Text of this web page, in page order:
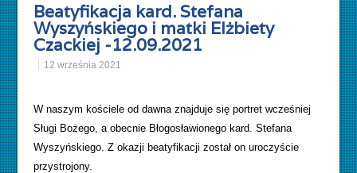
Beatyfikacja kard. Stefana
Wyszyńskiego i matki Elżbiety
Czackiej -12.09.2021
12 września 2021
W naszym kościele od dawna znajduje się portret wcześniej
Sługi Bożego, a obecnie Błogosławionego kard. Stefana
Wyszyńskiego. Z okazji beatyfikacji został on uroczyście
przystrojony.